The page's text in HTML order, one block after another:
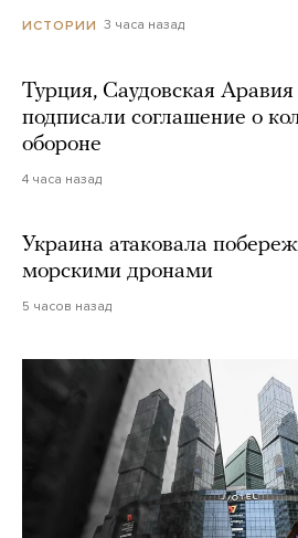
ИСТОРИИ 3 часа назад
Турция, Саудовская
подписали соглашение о
обороне
4 часа назад
Украина атаковала
морскими дронами
5 часов назад